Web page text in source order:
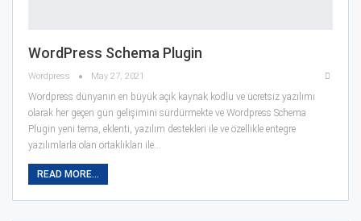
WordPress Schema Plugin
Wordpress May 27, 2021
Wordpress dünyanın en büyük açık kaynak kodlu ve ücretsiz yazılımı
olarak her geçen gün gelişimini sürdürmekte ve Wordpress Schema
Plugin yeni tema, eklenti, yazılım destekleri ile ve özellikle entegre
yazılımlarla olan ortaklıkları ile…
READ MORE...